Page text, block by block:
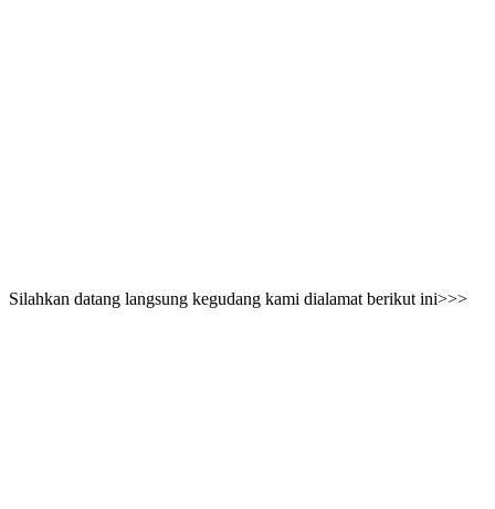
Silahkan datang langsung kegudang kami dialamat berikut ini>>>